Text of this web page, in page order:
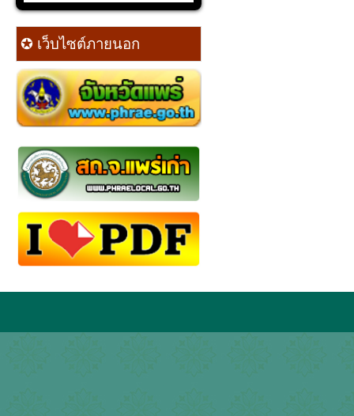
✪ เว็บไซต์ภายนอก